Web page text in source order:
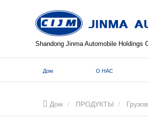
Shandong Jinma Automobile Holdings
Дом О НАС
Дом ПРОДУКТЫ